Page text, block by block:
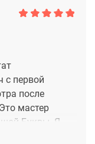
с первой
после
мастер
Буквы. Я